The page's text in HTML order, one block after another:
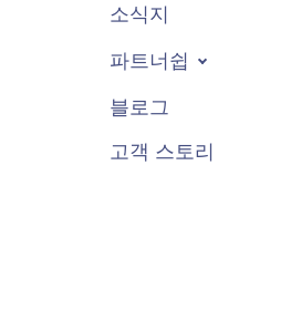
소식지
파트너쉽
블로그
고객 스토리